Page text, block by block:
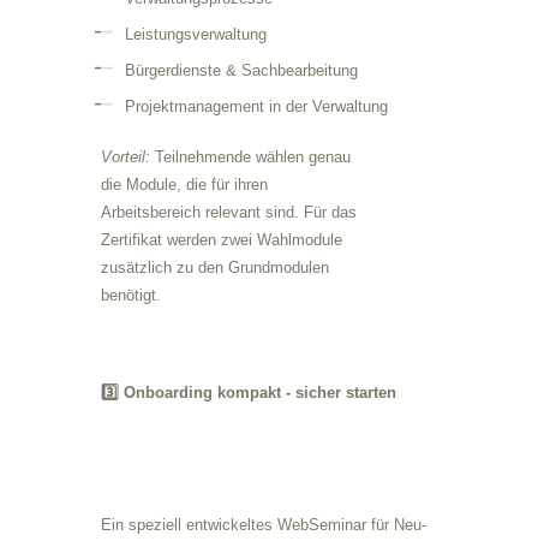
Leistungsverwaltung
Bürgerdienste & Sachbearbeitung
Projektmanagement in der Verwaltung
Vorteil: Teilnehmende wählen genau
die Module, die für ihren
Arbeitsbereich relevant sind. Für das
Zertifikat werden zwei Wahlmodule
zusätzlich zu den Grundmodulen
benötigt.
3️⃣ Onboarding kompakt - sicher starten
Ein speziell entwickeltes WebSeminar für Neu-